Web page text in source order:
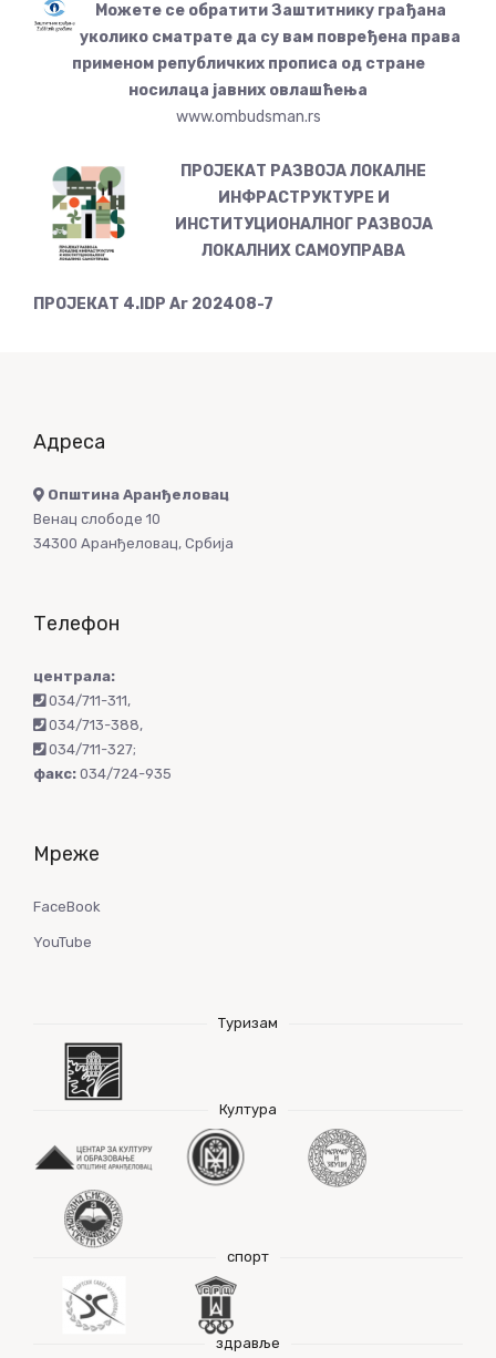
Можете се обратити Заштитнику грађана
уколико сматрате да су вам повређена права
применом републичких прописа од стране
носилаца јавних овлашћења
www.ombudsman.rs
ПРОЈЕКАТ РАЗВОЈА ЛОКАЛНЕ
ИНФРАСТРУКТУРЕ И
ИНСТИТУЦИОНАЛНОГ РАЗВОЈА
ЛОКАЛНИХ САМОУПРАВА
ПРОЈЕКАТ 4.IDP Ar 202408-7
Адреса
Општина Аранђеловац
Венац слободе 10
34300 Аранђеловац, Србија
Телефон
централа:
034/711-311,
034/713-388,
034/711-327;
факс: 034/724-935
Мреже
FaceBook
YouTube
Туризам
Култура
спорт
здравље